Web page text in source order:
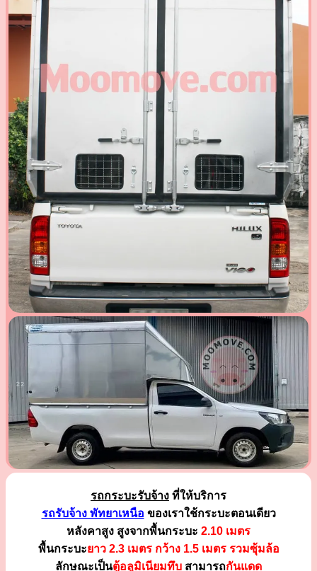
รถกระบะรับจ้าง ที่ให้บริการ
รถรับจ้าง พัทยาเหนือ ของเราใช้กระบะตอนเดียว
หลังคาสูง สูงจากพื้นกระบะ 2.10 เมตร
พื้นกระบะยาว 2.3 เมตร กว้าง 1.5 เมตร รวมซุ้มล้อ
ลักษณะเป็นตู้อลูมิเนียมทึบ สามารถกันแดด